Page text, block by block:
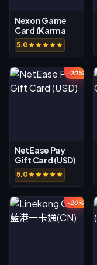
Nexon Game
Card (Karma
Koin)
5.0
-20%
NetEase Pay
Gift Card (USD)
5.0
-20%